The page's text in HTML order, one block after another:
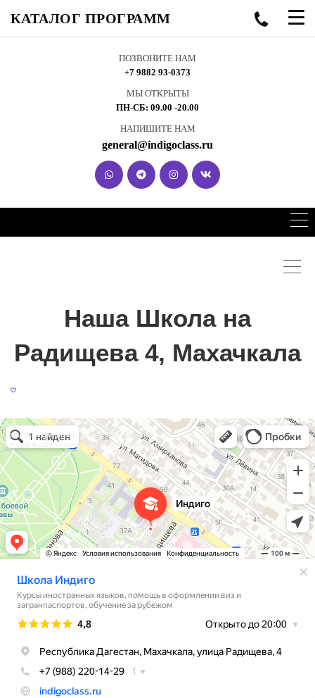
КАТАЛОГ ПРОГРАММ
ПОЗВОНИТЕ НАМ
+7 9882 93-0373
МЫ ОТКРЫТЫ
ПН-СБ: 09.00 -20.00
НАПИШИТЕ НАМ
general@indigoclass.ru
Наша Школа на
Радищева 4, Махачкала
Индиго
Курсы иностранных языков в Каспийске
Помощь в оформлении виз и загранпаспортов в Каспийске